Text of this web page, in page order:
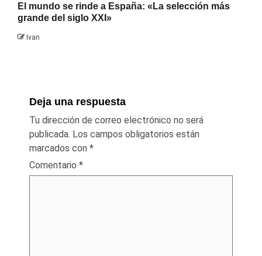
El mundo se rinde a España: «La selección más
grande del siglo XXI»
Ivan
Deja una respuesta
Tu dirección de correo electrónico no será
publicada. Los campos obligatorios están
marcados con *
Comentario *